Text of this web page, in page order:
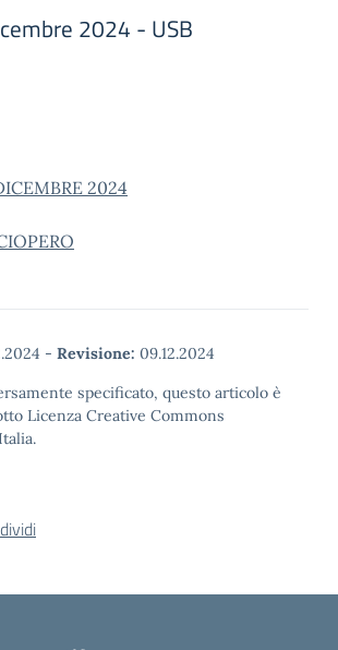
2024 - USB
2024
- Revisione: 09.12.2024
specificato, questo articolo è
Licenza Creative Commons